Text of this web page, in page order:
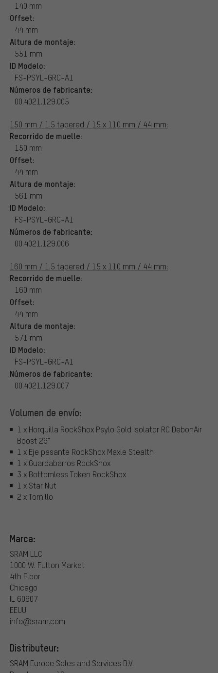
140 mm
Offset:
44 mm
Altura de montaje:
551 mm
ID Modelo:
FS-PSYL-GRC-A1
Números de fabricante:
00.4021.129.005
150 mm / 1.5 tapered / 15 x 110 mm / 44 mm:
Recorrido de muelle:
150 mm
Offset:
44 mm
Altura de montaje:
561 mm
ID Modelo:
FS-PSYL-GRC-A1
Números de fabricante:
00.4021.129.006
160 mm / 1.5 tapered / 15 x 110 mm / 44 mm:
Recorrido de muelle:
160 mm
Offset:
44 mm
Altura de montaje:
571 mm
ID Modelo:
FS-PSYL-GRC-A1
Números de fabricante:
00.4021.129.007
Volumen de envío:
1 x Horquilla RockShox Psylo Gold Isolator RC DebonAir
Boost 29"
1 x Eje pasante RockShox Maxle Stealth
1 x Guardabarros RockShox
3 x Bottomless Token RockShox
1 x Star Nut
2 x Tornillo
Marca:
SRAM LLC
1000 W. Fulton Market
4th Floor
Chicago
IL 60607
EEUU
info@sram.com
Distributeur:
SRAM Europe Sales and Services B.V.